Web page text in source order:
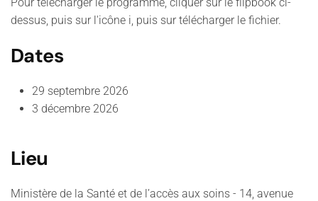
Loading PDF 100% ...
dessus, puis sur l'icône i, puis sur télécharger le fichier.
Dates
29 septembre 2026
3 décembre 2026
Lieu
Ministère de la Santé et de l’accès aux soins - 14, avenue